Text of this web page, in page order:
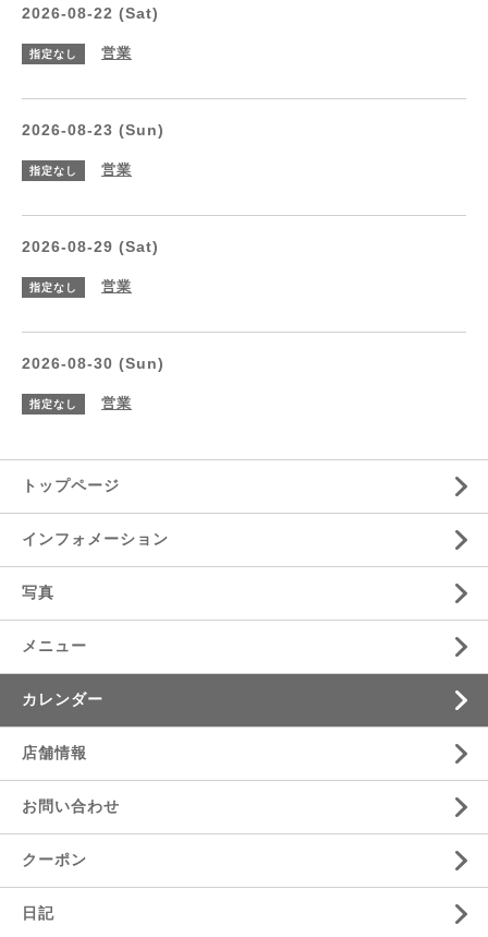
2026-08-22 (Sat)
指定なし 営業
2026-08-23 (Sun)
指定なし 営業
2026-08-29 (Sat)
指定なし 営業
2026-08-30 (Sun)
指定なし 営業
トップページ
インフォメーション
写真
メニュー
カレンダー
店舗情報
お問い合わせ
クーポン
日記